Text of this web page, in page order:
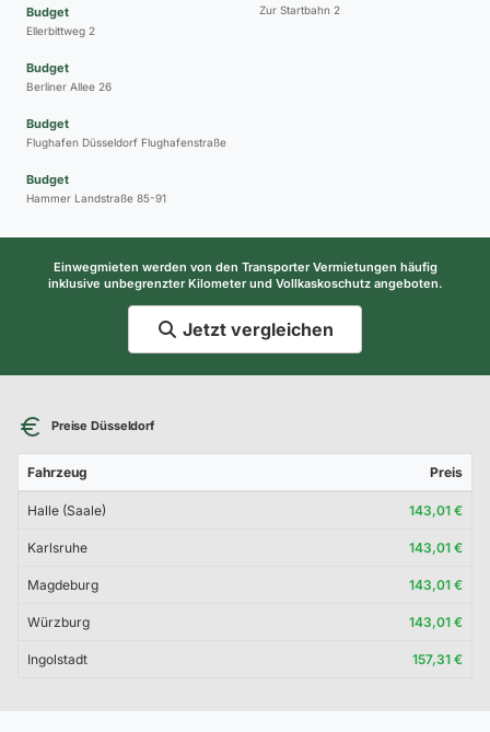
Budget
Ellerbittweg 2
Budget
Berliner Allee 26
Budget
Flughafen Düsseldorf Flughafenstraße
Budget
Hammer Landstraße 85-91
Zur Startbahn 2
Einwegmieten werden von den Transporter Vermietungen häufig
inklusive unbegrenzter Kilometer und Vollkaskoschutz angeboten.
Jetzt vergleichen
Preise Düsseldorf
Fahrzeug Preis
Halle (Saale) 143,01 €
Karlsruhe 143,01 €
Magdeburg 143,01 €
Würzburg 143,01 €
Ingolstadt 157,31 €